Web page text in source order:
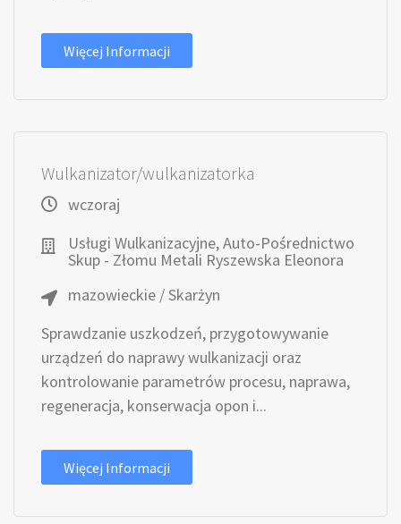
Więcej Informacji
Wulkanizator/wulkanizatorka
wczoraj
Usługi Wulkanizacyjne, Auto-Pośrednictwo
Skup - Złomu Metali Ryszewska Eleonora
mazowieckie / Skarżyn
Sprawdzanie uszkodzeń, przygotowywanie
urządzeń do naprawy wulkanizacji oraz
kontrolowanie parametrów procesu, naprawa,
regeneracja, konserwacja opon i...
Więcej Informacji